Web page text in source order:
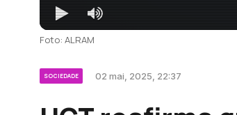
Foto: ALRAM
SOCIEDADE 02 mai, 2025, 22:37